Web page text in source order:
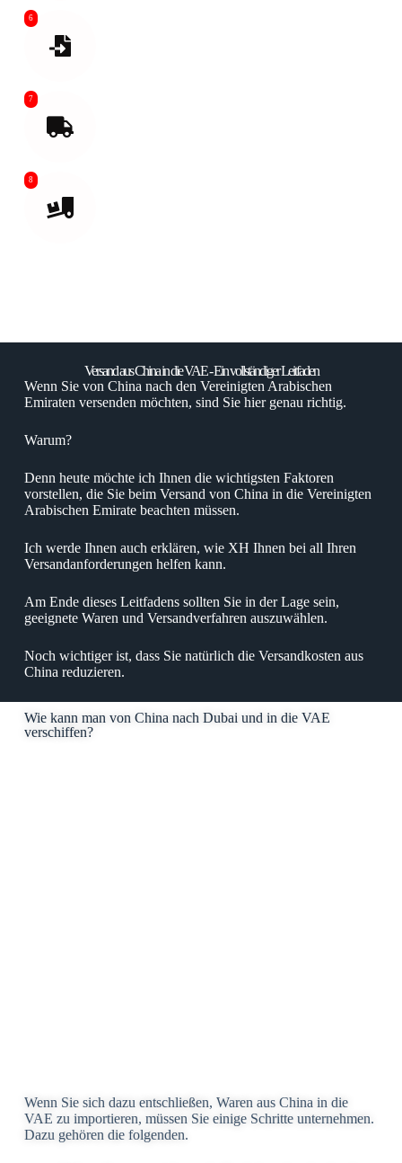
6
7
8
Versand aus China in die VAE - Ein vollständiger Leitfaden
Wenn Sie von China nach den Vereinigten Arabischen
Emiraten versenden möchten, sind Sie hier genau richtig.
Warum?
Denn heute möchte ich Ihnen die wichtigsten Faktoren
vorstellen, die Sie beim Versand von China in die Vereinigten
Arabischen Emirate beachten müssen.
Ich werde Ihnen auch erklären, wie XH Ihnen bei all Ihren
Versandanforderungen helfen kann.
Am Ende dieses Leitfadens sollten Sie in der Lage sein,
geeignete Waren und Versandverfahren auszuwählen.
Noch wichtiger ist, dass Sie natürlich die Versandkosten aus
China reduzieren.
Wie kann man von China nach Dubai und in die VAE
verschiffen?
Wenn Sie sich dazu entschließen, Waren aus China in die
VAE zu importieren, müssen Sie einige Schritte unternehmen.
Dazu gehören die folgenden.